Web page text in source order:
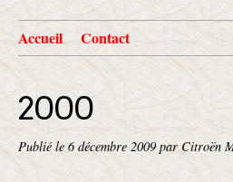
Accueil Contact
2000
Publié le 6 décembre 2009 par Citroën